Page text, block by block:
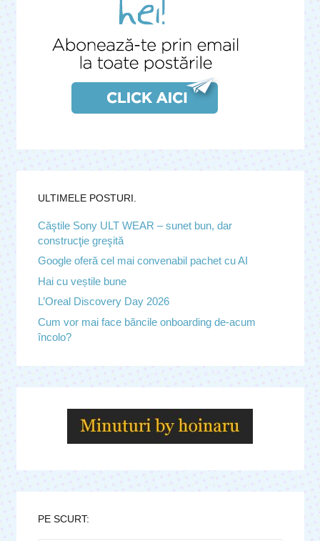
ULTIMELE POSTURI.
Căştile Sony ULT WEAR – sunet bun, dar
construcţie greşită
Google oferă cel mai convenabil pachet cu AI
Hai cu veștile bune
L’Oreal Discovery Day 2026
Cum vor mai face băncile onboarding de-acum
încolo?
PE SCURT: